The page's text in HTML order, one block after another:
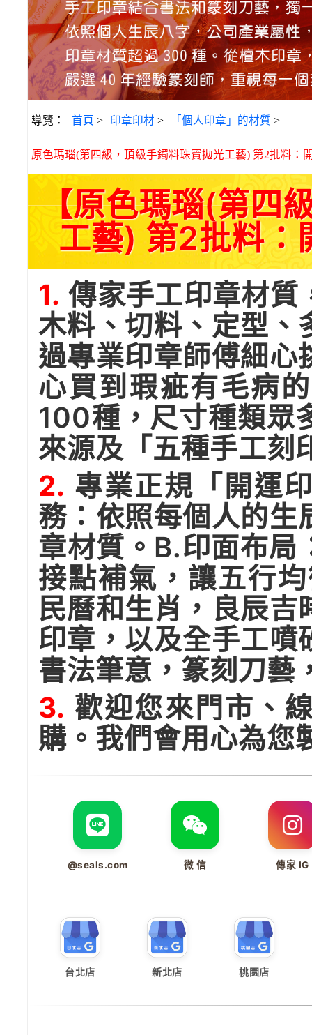
導覽： 首頁 > 印章印材 > 「個人印章」的材質 >
原色瑪瑙(第四級，頂級手鐲料珠寶拋光工藝) 第2批料：
【原色瑪瑙(第四
工藝) 第2批料：
1. 傳家手工印章材質
木料、切料、定型、
過專業印章師傅細心
心買到瑕疵有毛病
100種，尺寸種類眾
來源及「五種手工刻
2. 專業正規「開運
務：依照每個人的生
章材質。B.印面布局
接點補氣，讓五行
民曆和生肖，良辰吉
印章，以及全手工噴
書法筆意，篆刻刀藝
3. 歡迎您來門市、
購。我們會用心為您
@seals.com 微 信 傳家 IG
台北店 新北店 桃園店